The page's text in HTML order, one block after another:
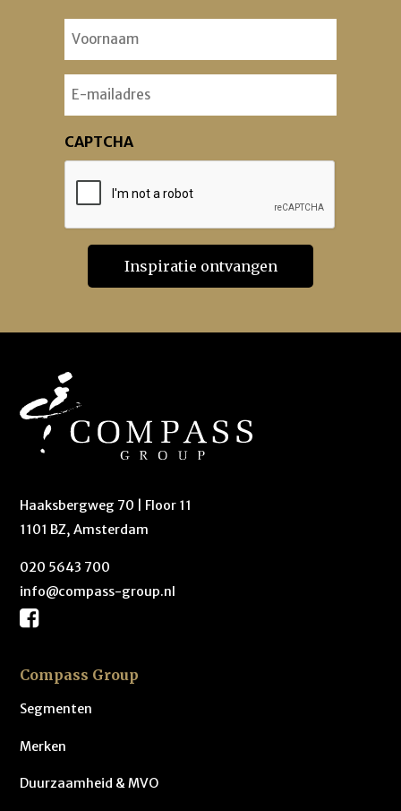
Voornaam
Email
CAPTCHA
Haaksbergweg 70 | Floor 11
1101 BZ, Amsterdam
020 5643 700
info@compass-group.nl
Compass Group
Segmenten
Merken
Duurzaamheid & MVO